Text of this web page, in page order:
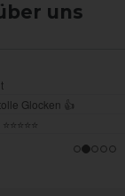
uns